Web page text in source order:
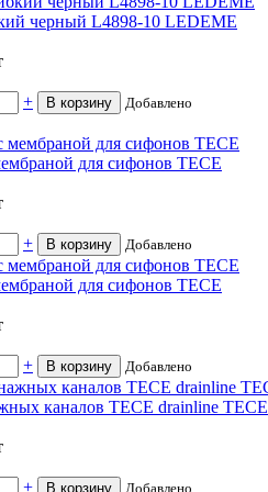
черный L4898-10 LEDEME
+ В корзину Добавлено
для сифонов TECE
+ В корзину Добавлено
для сифонов TECE
+ В корзину Добавлено
каналов TECE drainline TECE
+ В корзину Добавлено